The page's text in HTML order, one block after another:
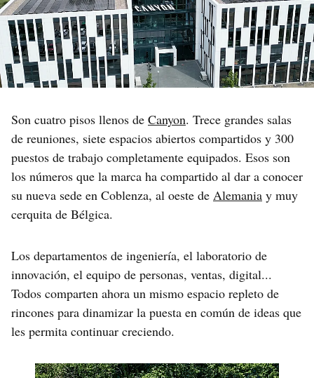
Son cuatro pisos llenos de Canyon. Trece grandes salas
de reuniones, siete espacios abiertos compartidos y 300
puestos de trabajo completamente equipados. Esos son
los números que la marca ha compartido al dar a conocer
su nueva sede en Coblenza, al oeste de Alemania y muy
cerquita de Bélgica.
Los departamentos de ingeniería, el laboratorio de
innovación, el equipo de personas, ventas, digital...
Todos comparten ahora un mismo espacio repleto de
rincones para dinamizar la puesta en común de ideas que
les permita continuar creciendo.